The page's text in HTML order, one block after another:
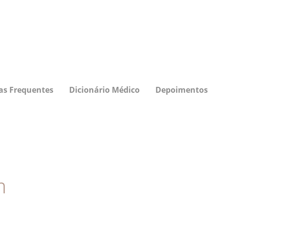
Frequentes Dicionário Médico Depoimentos